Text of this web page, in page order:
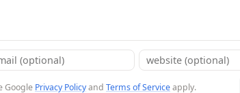
Google Privacy Policyand Terms of Serviceapply.